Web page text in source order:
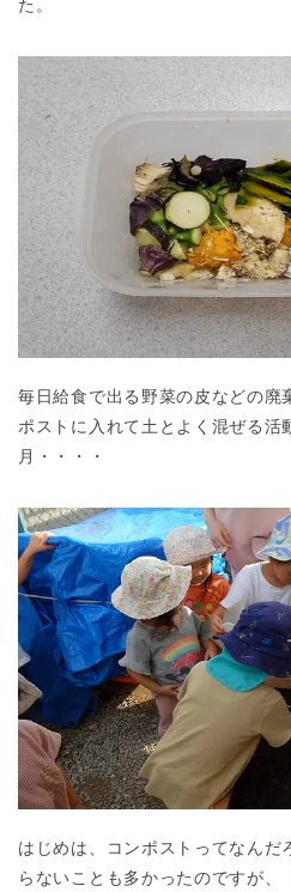
た。
毎日給食で出る野菜の皮などの廃
ポストに入れて土とよく混ぜる活
月・・・・
はじめは、コンポストってなんだ
らないことも多かったのですが、